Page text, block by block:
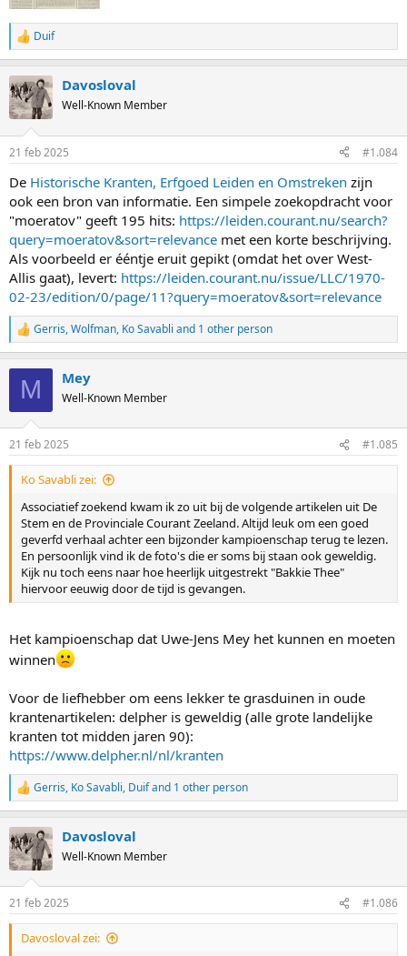
R
e
c
t
i
s
Duif
Davosloval
Well-Known Member
21 feb 2025 #1.084
De Historische Kranten, Erfgoed Leiden en Omstreken zijn
ook een bron van informatie. Een simpele zoekopdracht voor
"moeratov" geeft 195 hits: https://leiden.courant.nu/search?
query=moeratov&sort=relevance met een korte beschrijving.
Als voorbeeld er ééntje eruit gepikt (omdat het over West-
Allis gaat), levert: https://leiden.courant.nu/issue/LLC/1970-
02-23/edition/0/page/11?query=moeratov&sort=relevance
R
e
s
:
Gerris,Wolfman, Ko Savabli and 1 other person
M Mey
Well-Known Member
21 feb 2025 #1.085
Ko Savabli zei:
Associatief zoekend kwam ik zo uit bij de volgende artikelen uit De
Stem en de Provinciale Courant Zeeland. Altijd leuk om een goed
geverfd verhaal achter een bijzonder kampioenschap terug te lezen.
En persoonlijk vind ik de foto's die er soms bij staan ook geweldig.
Kijk nu toch eens naar hoe heerlijk uitgestrekt "Bakkie Thee"
hiervoor eeuwig door de tijd is gevangen.
Het kampioenschap dat Uwe-Jens Mey het kunnen en moeten
winnen
Voor de liefhebber om eens lekker te grasduinen in oude
krantenartikelen: delpher is geweldig (alle grote landelijke
kranten tot midden jaren 90):
https://www.delpher.nl/nl/kranten
R
e
c
t
i
s
:
Gerris, Ko Savabli, Duifand 1 other person
Davosloval
Well-Known Member
21 feb 2025 #1.086
Davosloval zei: